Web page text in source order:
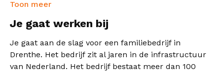
Toon meer
Je gaat werken bij
Je gaat aan de slag voor een familiebedrijf in
Drenthe. Het bedrijf zit al jaren in de infrastructuur
van Nederland. Het bedrijf bestaat meer dan 100